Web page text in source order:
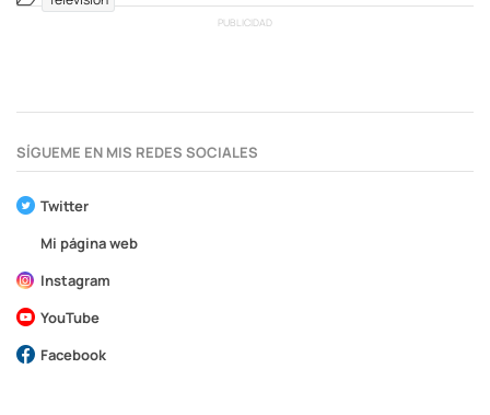
PUBLICIDAD
SÍGUEME EN MIS REDES SOCIALES
Twitter
Mi página web
Instagram
YouTube
Facebook